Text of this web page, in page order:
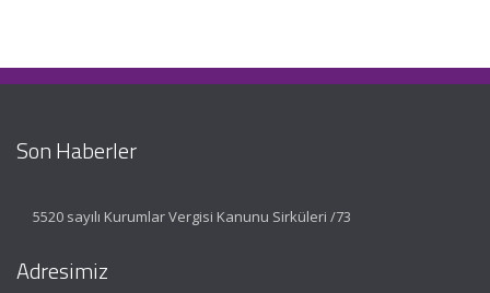
Son Haberler
5520 sayılı Kurumlar Vergisi Kanunu Sirküleri /73
Adresimiz